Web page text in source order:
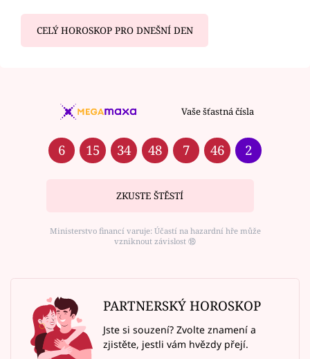
CELÝ HOROSKOP PRO DNEŠNÍ DEN
Vaše šťastná čísla
6 15 34 48 7 46 2
ZKUSTE ŠTĚSTÍ
Ministerstvo financí varuje: Účastí na hazardní hře může
vzniknout závislost ⑱
PARTNERSKÝ HOROSKOP
Jste si souzení? Zvolte znamení a
zjistěte, jestli vám hvězdy přejí.